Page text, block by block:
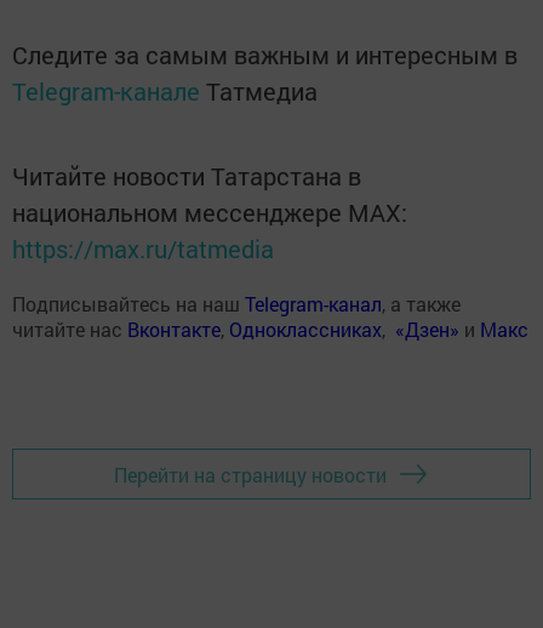
Следите за самым важным и интересным в
Telegram-канале Татмедиа
Читайте новости Татарстана в
национальном мессенджере MАХ:
https://max.ru/tatmedia
Подписывайтесь на наш Telegram-канал, а также
читайте нас Вконтакте, Одноклассниках, «Дзен» и Макс
Перейти на страницу новости